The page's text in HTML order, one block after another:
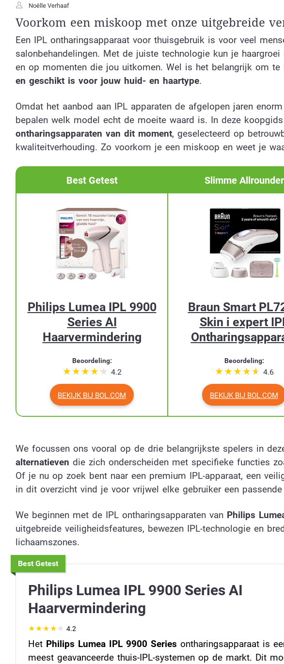
Noëlle Verhaaf
Voorkom een miskoop met onze uitgebreide
Een IPL ontharingsapparaat voor thuisgebruik is voor veel
salonbehandelingen. Met de juiste technologie kun je
en op momenten die jou uitkomen. Wel is het belangrijk om te
en geschikt is voor jouw huid- en haartype.
Omdat het aanbod aan IPL apparaten de afgelopen jaren
bepalen welk model echt de moeite waard is. In deze
ontharingsapparaten van dit moment, geselecteerd op
kwaliteitverhouding. Zo voorkom je een miskoop en weet je
Best Getest Slimme Allrounder
Philips Lumea IPL 9900
Series AI
Haarvermindering
Braun Smart
Skin i expert
Beoordeling:
4.2
Beoordeling:
4.6
BEKIJK BIJ BOL.COM BEKIJK BIJ BOL.COM
We focussen ons vooral op de drie belangrijkste spelers in
alternatieven die zich onderscheiden met specifieke functies
Of je nu op zoek bent naar een premium IPL-apparaat, een
in dit overzicht vind je voor vrijwel elke gebruiker een passende
We beginnen met de IPL ontharingsapparaten van Philips
uitgebreide veiligheidsfeatures, bewezen IPL-technologie en
lichaamszones.
Best Getest
Philips Lumea IPL 9900 Series AI
Haarvermindering
4.2
Het Philips Lumea IPL 9900 Series ontharingsapparaat is
meest geavanceerde thuis-IPL-systemen op de markt. Dit